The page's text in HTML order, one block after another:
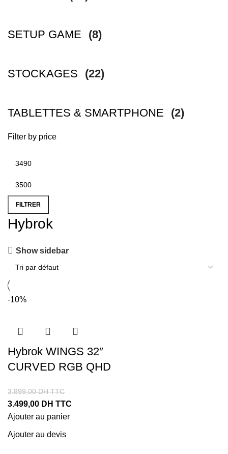
SETUP GAME (8)
STOCKAGES (22)
TABLETTES & SMARTPHONE (2)
Filter by price
FILTRER
Hybrok
Show sidebar
-10%
Hybrok WINGS 32″
CURVED RGB QHD
3.899,00DH TTC
3.499,00 DH TTC
Ajouter au panier
Ajouter au devis